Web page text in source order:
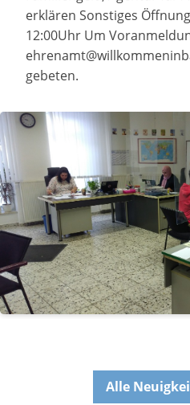
erklären Sonstiges
12:00Uhr Um
gebeten.
Alle